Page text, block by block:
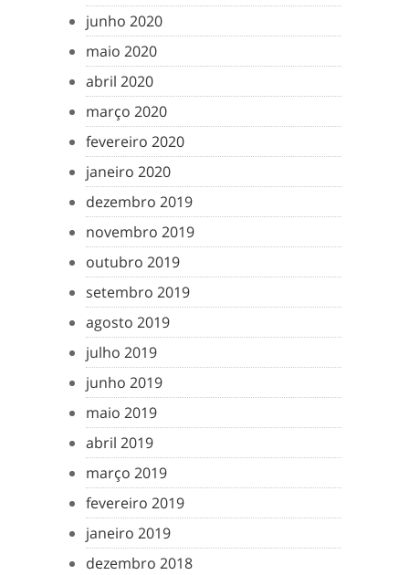
junho 2020
maio 2020
abril 2020
março 2020
fevereiro 2020
janeiro 2020
dezembro 2019
novembro 2019
outubro 2019
setembro 2019
agosto 2019
julho 2019
junho 2019
maio 2019
abril 2019
março 2019
fevereiro 2019
janeiro 2019
dezembro 2018